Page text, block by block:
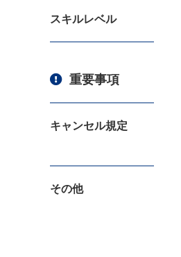
スキルレベル
重要事項
キャンセル規定
その他